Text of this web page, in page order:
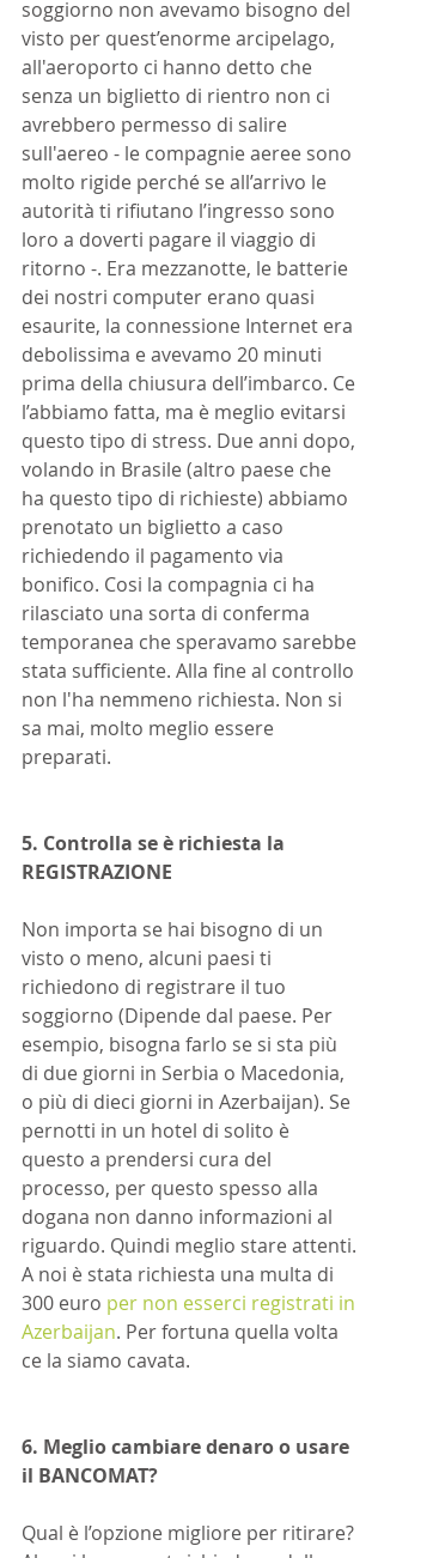
soggiorno non avevamo bisogno del
visto per quest’enorme arcipelago,
all'aeroporto ci hanno detto che
senza un biglietto di rientro non ci
avrebbero permesso di salire
sull'aereo - le compagnie aeree sono
molto rigide perché se all’arrivo le
autorità ti rifiutano l’ingresso sono
loro a doverti pagare il viaggio di
ritorno -. Era mezzanotte, le batterie
dei nostri computer erano quasi
esaurite, la connessione Internet era
debolissima e avevamo 20 minuti
prima della chiusura dell’imbarco. Ce
l’abbiamo fatta, ma è meglio evitarsi
questo tipo di stress. Due anni dopo,
volando in Brasile (altro paese che
ha questo tipo di richieste) abbiamo
prenotato un biglietto a caso
richiedendo il pagamento via
bonifico. Cosi la compagnia ci ha
rilasciato una sorta di conferma
temporanea che speravamo sarebbe
stata sufficiente. Alla fine al controllo
non l'ha nemmeno richiesta. Non si
sa mai, molto meglio essere
preparati.
5. Controlla se è richiesta la
REGISTRAZIONE
Non importa se hai bisogno di un
visto o meno, alcuni paesi ti
richiedono di registrare il tuo
soggiorno (Dipende dal paese. Per
esempio, bisogna farlo se si sta più
di due giorni in Serbia o Macedonia,
o più di dieci giorni in Azerbaijan). Se
pernotti in un hotel di solito è
questo a prendersi cura del
processo, per questo spesso alla
dogana non danno informazioni al
riguardo. Quindi meglio stare attenti.
A noi è stata richiesta una multa di
300 euro per non esserci registrati in
Azerbaijan. Per fortuna quella volta
ce la siamo cavata.
6. Meglio cambiare denaro o usare
il BANCOMAT?
Qual è l’opzione migliore per ritirare?